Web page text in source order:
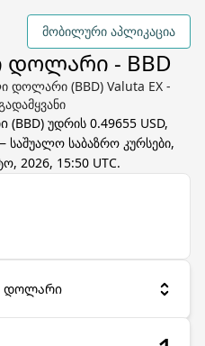
მობილური აპლიკაცია
- BBD
დოლარი (BBD) Valuta EX -
(BBD) უდრის 0.49655 USD,
საბაზრო კურსები,
2026, 15:50 UTC.
დოლარი